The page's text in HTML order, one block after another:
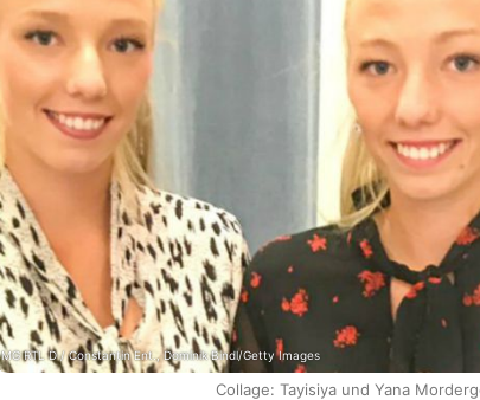
MG RTL D / Constantin Ent., Dominik Bindl/Getty Images
Collage: Tayisiya und Yana